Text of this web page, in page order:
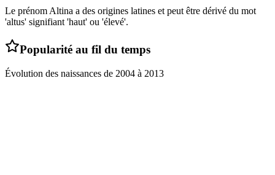
Le prénom Altina a des origines latines et peut être dérivé du mot
'altus' signifiant 'haut' ou 'élevé'.
Popularité au fil du temps
Évolution des naissances de 2004 à 2013